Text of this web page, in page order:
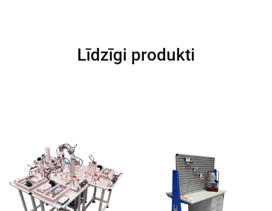
Līdzīgi produkti